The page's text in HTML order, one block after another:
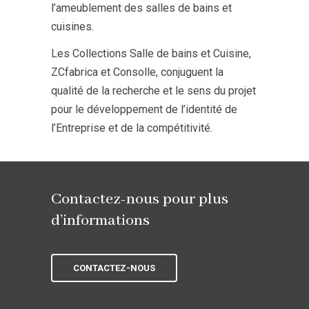
l’ameublement des salles de bains et
cuisines.
Les Collections Salle de bains et Cuisine,
ZCfabrica et Consolle, conjuguent la
qualité de la recherche et le sens du projet
pour le développement de l’identité de
l’Entreprise et de la compétitivité.
Contactez-nous pour plus
d’informations
CONTACTEZ-NOUS